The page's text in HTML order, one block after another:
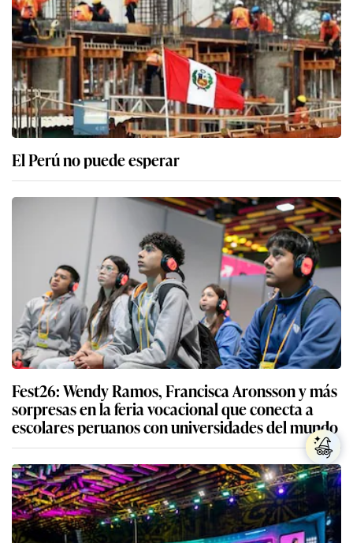
El Perú no puede esperar
Fest26: Wendy Ramos, Francisca Aronsson y más
sorpresas en la feria vocacional que conecta a
escolares peruanos con universidades del mundo